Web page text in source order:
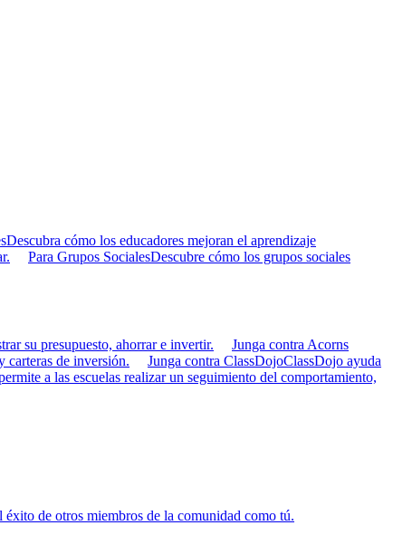
Descubra cómo los educadores mejoran el aprendizaje
Para Grupos SocialesDescubre cómo los grupos sociales
su presupuesto, ahorrar e invertir.
Junga contra Acorns
carteras de inversión. Junga contra ClassDojoClassDojo ayuda
a las escuelas realizar un seguimiento del comportamiento,
éxito de otros miembros de la comunidad como tú.